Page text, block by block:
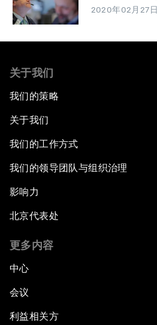
2020年02月27日
关于我们
我们的策略
关于我们
我们的工作方式
我们的领导团队与组织治理
影响力
北京代表处
更多内容
中心
会议
利益相关方